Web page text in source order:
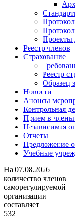
Проекты
Реестр членов
Страхование
Реестр
Образец
Новости
Анонсы
Контрольная
Прием в
Независимая
Отчеты
Предложение о
Учебные
На 07.08.2026
количество членов
саморегулируемой
организации
составляет
532